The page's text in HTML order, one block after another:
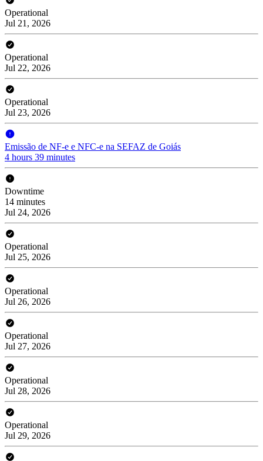
Operational
Jul 21, 2026
Operational
Jul 22, 2026
Operational
Jul 23, 2026
Emissão de NF-e e NFC-e na SEFAZ de Goiás
4 hours 39 minutes
Downtime
14 minutes
Jul 24, 2026
Operational
Jul 25, 2026
Operational
Jul 26, 2026
Operational
Jul 27, 2026
Operational
Jul 28, 2026
Operational
Jul 29, 2026